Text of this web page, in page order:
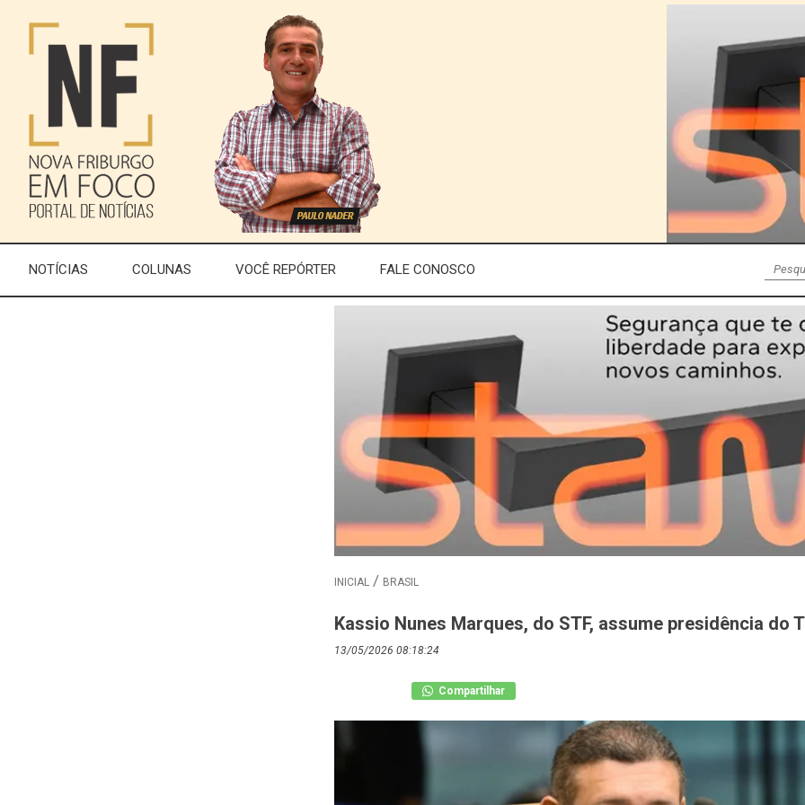
NOTÍCIAS COLUNAS VOCÊ REPÓRTER FALE CONOSCO
INICIAL BRASIL
Kassio Nunes Marques, do STF, assume presidência do
13/05/2026 08:18:24
Compartilhar